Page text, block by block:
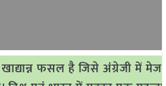
फसल है जिसे अंग्रेजी में